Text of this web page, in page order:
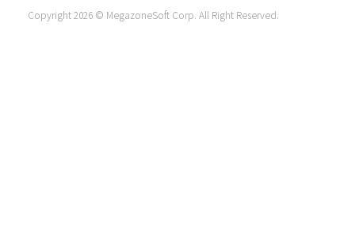
Copyright 2026 © MegazoneSoft Corp. All Right Reserved.